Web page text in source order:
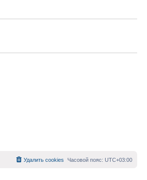
Часовой пояс: UTC+03:00
Удалить cookies